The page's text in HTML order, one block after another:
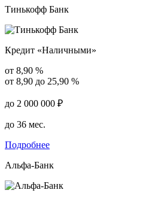
Тинькофф Банк
Кредит «Наличными»
от 8,90 %
от 8,90 до 25,90 %
до 2 000 000 ₽
до 36 мес.
Подробнее
Альфа-Банк